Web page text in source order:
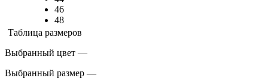
46
48
Таблица размеров
Выбранный цвет —
Выбранный размер —